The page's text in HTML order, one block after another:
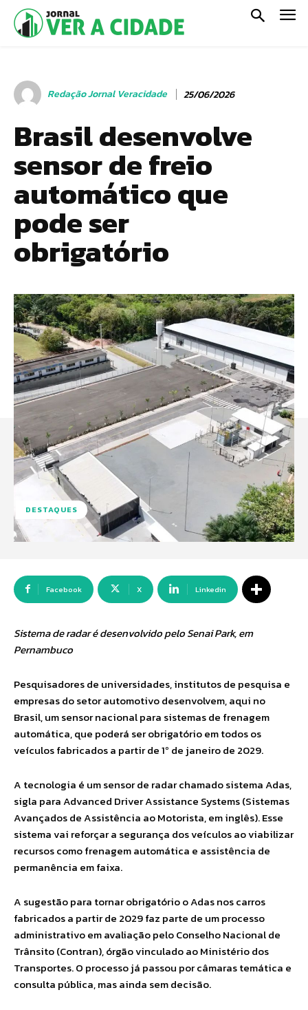
Redação Jornal Veracidade 25/06/2026
Brasil desenvolve
sensor de freio
automático que
pode ser
obrigatório
DESTAQUES
Facebook X Linkedin
Sistema de radar é desenvolvido pelo Senai Park, em
Pernambuco
Pesquisadores de universidades, institutos de pesquisa e
empresas do setor automotivo desenvolvem, aqui no
Brasil, um sensor nacional para sistemas de frenagem
automática, que poderá ser obrigatório em todos os
veículos fabricados a partir de 1º de janeiro de 2029.
A tecnologia é um sensor de radar chamado sistema Adas,
sigla para Advanced Driver Assistance Systems (Sistemas
Avançados de Assistência ao Motorista, em inglês). Esse
sistema vai reforçar a segurança dos veículos ao viabilizar
recursos como frenagem automática e assistência de
permanência em faixa.
A sugestão para tornar obrigatório o Adas nos carros
fabricados a partir de 2029 faz parte de um processo
administrativo em avaliação pelo Conselho Nacional de
Trânsito (Contran), órgão vinculado ao Ministério dos
Transportes. O processo já passou por câmaras temática e
consulta pública, mas ainda sem decisão.